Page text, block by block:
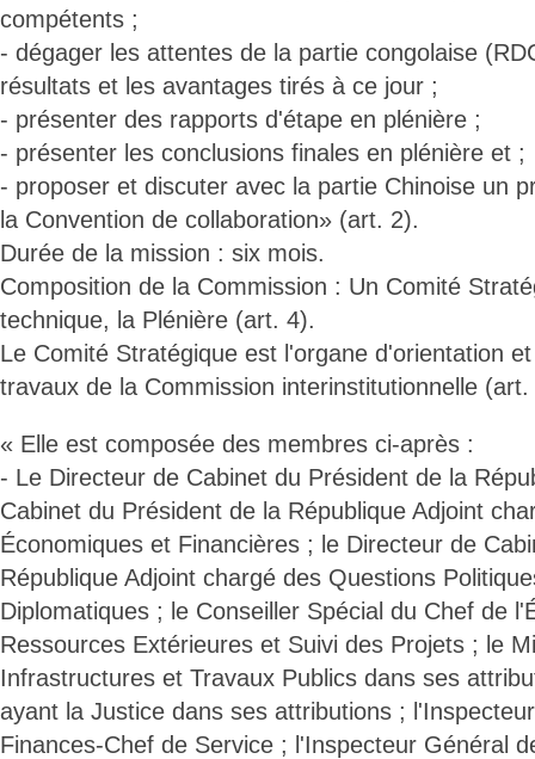
compétents ;
- dégager les attentes de la partie congolaise
résultats et les avantages tirés à ce jour ;
- présenter des rapports d'étape en plénière ;
- présenter les conclusions finales en plénière et ;
- proposer et discuter avec la partie Chinoise un
la Convention de collaboration» (art. 2).
Durée de la mission : six mois.
Composition de la Commission : Un Comité
technique, la Plénière (art. 4).
Le Comité Stratégique est l'organe d'orientation
travaux de la Commission interinstitutionnelle
« Elle est composée des membres ci-après :
- Le Directeur de Cabinet du Président de la
Cabinet du Président de la République Adjoint
Économiques et Financières ; le Directeur de
République Adjoint chargé des Questions
Diplomatiques ; le Conseiller Spécial du Chef de
Ressources Extérieures et Suivi des Projets ; le
Infrastructures et Travaux Publics dans ses
ayant la Justice dans ses attributions ;
Finances-Chef de Service ; l'Inspecteur Général